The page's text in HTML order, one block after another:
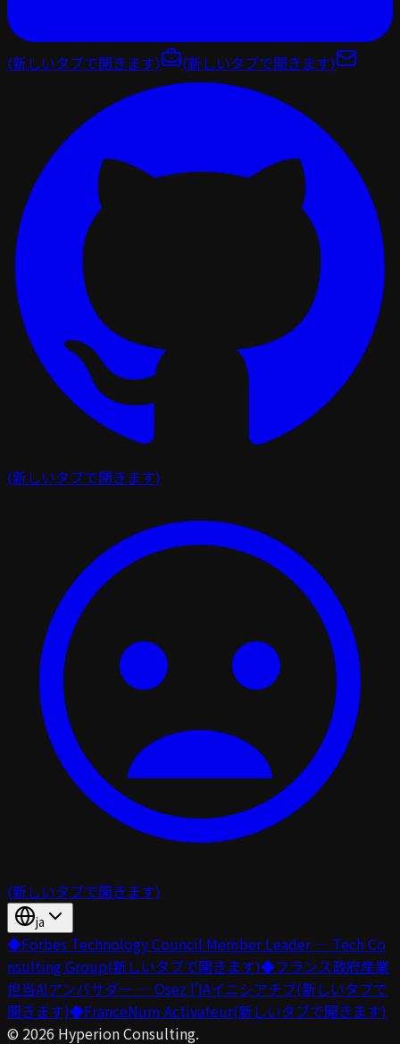
(新しいタブで開きます) (新しいタブで開きます)
(新しいタブで開きます)
(新しいタブで開きます)
ja
◆Forbes Technology Council Member Leader — Tech Co
nsulting Group(新しいタブで開きます)◆フランス政府産業
担当AIアンバサダー — Osez l’IAイニシアチブ(新しいタブで
開きます)◆FranceNum Activateur(新しいタブで開きます)
© 2026 Hyperion Consulting.